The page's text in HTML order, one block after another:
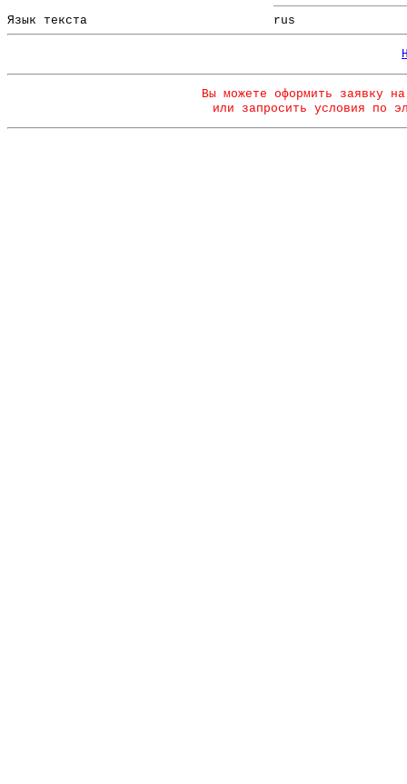
Язык текста rus
Вы можете оформить заявку
или запросить условия по